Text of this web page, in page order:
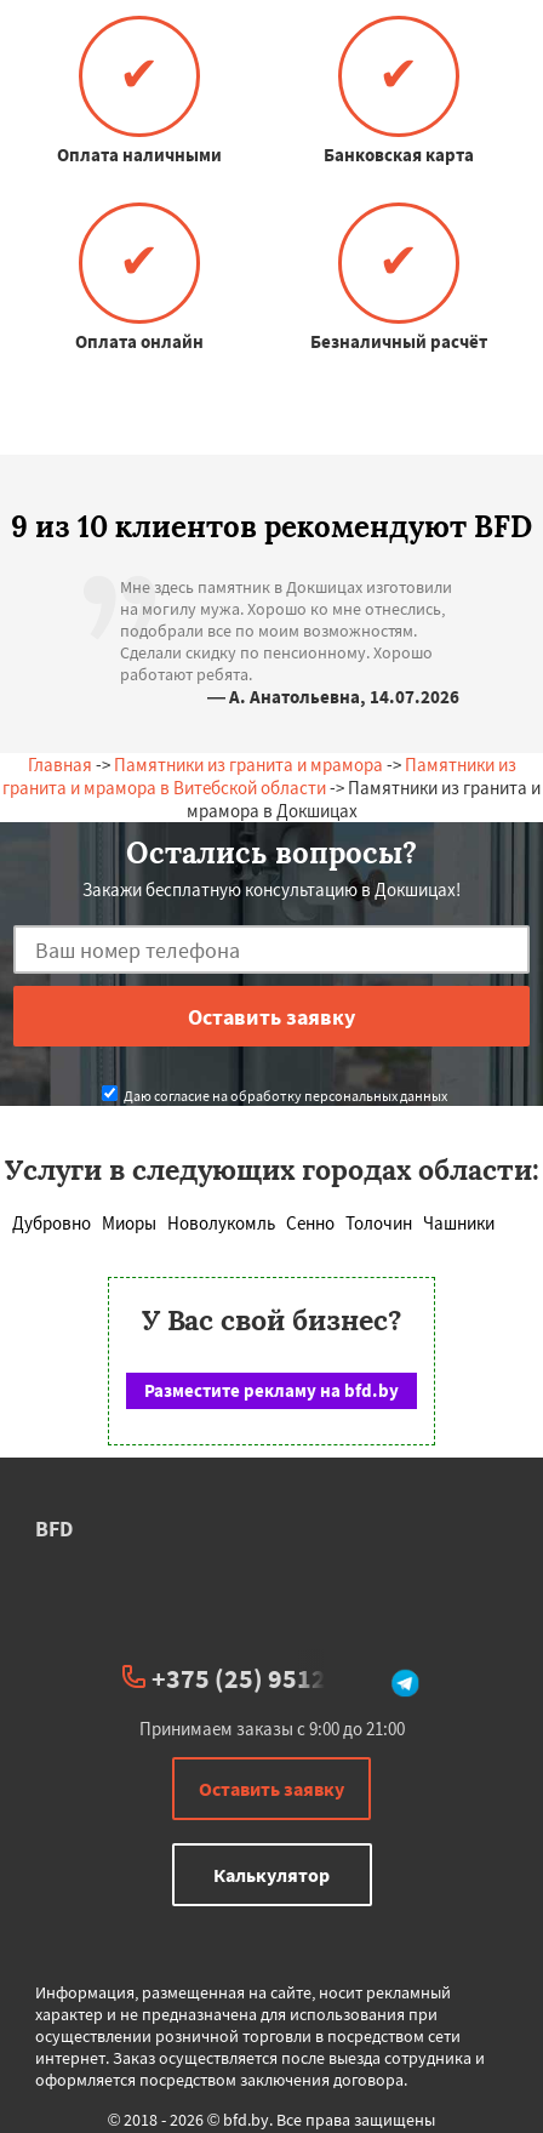
✔
Оплата наличными
✔
Банковская карта
✔
Оплата онлайн
✔
Безналичный расчёт
9 из 10 клиентов рекомендуют BFD
Мне здесь памятник в Докшицах изготовили
на могилу мужа. Хорошо ко мне отнеслись,
подобрали все по моим возможностям.
Сделали скидку по пенсионному. Хорошо
работают ребята.
— А. Анатольевна, 14.07.2026
Главная -> Памятники из гранита и мрамора -> Памятники из
гранита и мрамора в Витебской области-> Памятники из гранита и
мрамора в Докшицах
Остались вопросы?
Закажи бесплатную консультацию в Докшицах!
Даю согласие на обработку персональных данных
Услуги в следующих городах области:
Дубровно Миоры Новолукомль Сенно Толочин Чашники
У Вас свой бизнес?
Разместите рекламу на bfd.by
BFD
+375 (25) 951234
Принимаем заказы с 9:00 до 21:00
Оставить заявку
Калькулятор
Информация, размещенная на сайте, носит рекламный
характер и не предназначена для использования при
осуществлении розничной торговли в посредством сети
интернет. Заказ осуществляется после выезда сотрудника и
оформляется посредством заключения договора.
© 2018 - 2026 © bfd.by. Все права защищены